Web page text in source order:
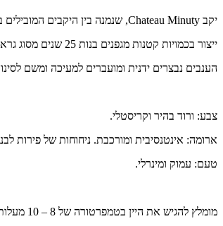
יקב Chateau Minuty, שנמנה בין היקבים המובילים בפרובנס לייצור רוזה, העומד בעצמו כאזור המוביל בעולם ליינות מסוג זה, מציג את יין הרוזה 281 הקרוי על שמו של קוד הצבע של כחול מלכותי.
ייצור בכמויות קטנות מגפנים בנות 25 שנים מסוג גראנש, סירה וסנסו המושפעות מקרבתו של יקב שאטו מינוטי לים.
הענבים נבצרים ידנית ומועברים למעיכה ומשם לסינון
צבע: ורוד בהיר וקריסטלי.
ארומה: אינטנסיבית ומורכבת. ניחוחות של פירות
טעם: עמוק ומינרלי.
מומלץ להגיש את היין בטמפרטורה של 8 – 10 מעלות צלזיוס, לצד צדפות, מאכלי ים וטעמי אניס.